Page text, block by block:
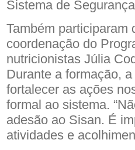
Sistema de
Também participaram
coordenação do
nutricionistas Júlia
Durante a formação,
fortalecer as ações
formal ao sistema.
adesão ao Sisan. É
atividades e